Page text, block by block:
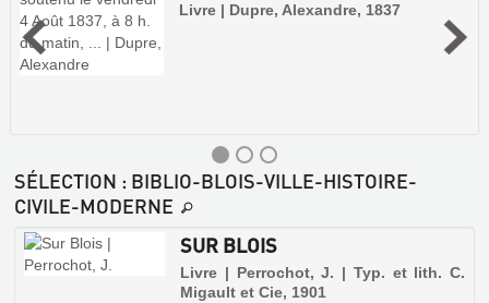
Livre | Dupre, Alexandre, 1837
SÉLECTION : BIBLIO-BLOIS-VILLE-HISTOIRE-
CIVILE-MODERNE
SUR BLOIS
Livre | Perrochot, J. | Typ. et lith. C.
Migault et Cie, 1901